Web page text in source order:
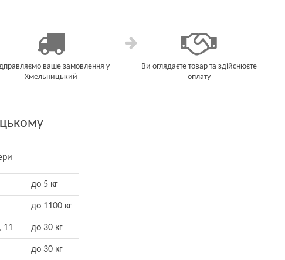
ваше замовлення у
Хмельницький
Ви оглядаєте товар та здійснюєте
оплату
до 5 кг
до 1100 кг
11 до 30 кг
до 30 кг